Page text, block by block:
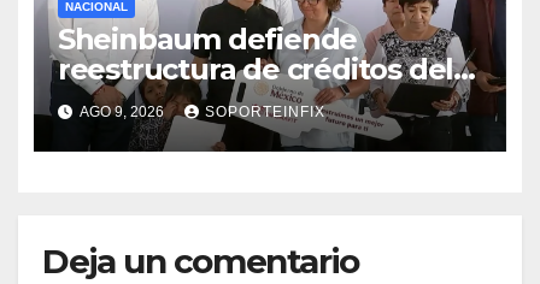
NACIONAL
Sheinbaum defiende
reestructura de créditos del
Infonavit y niega riesgo
financiero
AGO 9, 2026 SOPORTEINFIX
Deja un comentario